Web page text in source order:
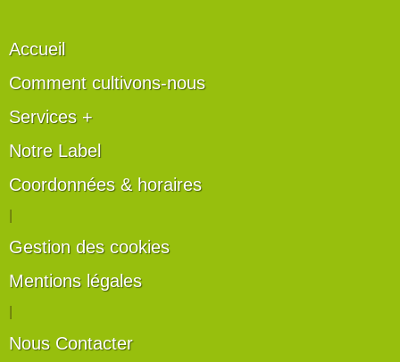
Accueil
Comment cultivons-nous
Services +
Notre Label
Coordonnées & horaires
Gestion des cookies
Mentions légales
Nous Contacter